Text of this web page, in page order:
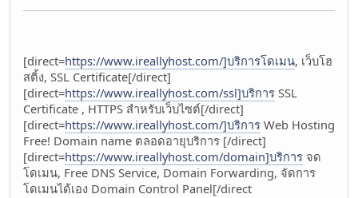
[direct=https://www.ireallyhost.com/]บริการโดเมน, เว็บโฮ
สติ้ง, SSL Certificate[/direct]
[direct=https://www.ireallyhost.com/ssl]บริการ SSL
Certificate , HTTPS สำหรับเว็บไซต์[/direct]
[direct=https://www.ireallyhost.com/]บริการ Web Hosting
Free! Domain name ตลอดอายุบริการ [/direct]
[direct=https://www.ireallyhost.com/domain]บริการ จด
โดเมน, Free DNS Service, Domain Forwarding, จัดการ
โดเมนได้เอง Domain Control Panel[/direct